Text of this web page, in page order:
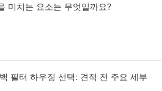
미치는 요소는 무엇일까요?
필터 하우징 선택: 견적 전 주요 세부